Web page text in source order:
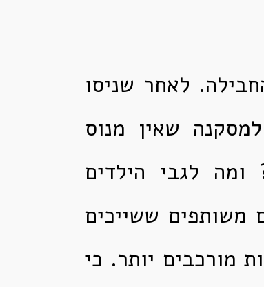
לאחר שניסו
שאין מנוס
ומה לגבי הילדים
משותפים ששייכים
מורכבים יותר. כי